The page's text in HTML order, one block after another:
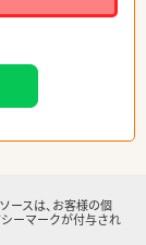
ースは、お客様の個
ーマークが付与され